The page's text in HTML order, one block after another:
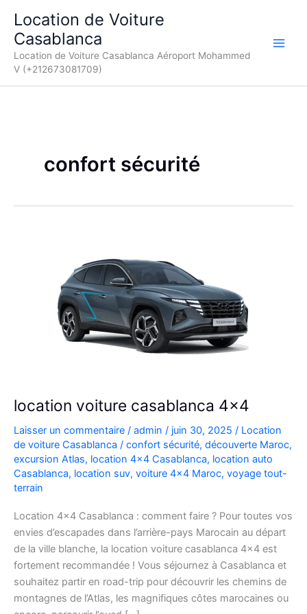
contenu
Location de Voiture
Casablanca
Location de Voiture Casablanca Aéroport Mohammed
V (+212673081709)
confort sécurité
location voiture casablanca 4×4
Laisser un commentaire / admin / juin 30, 2025 / Location
de voiture Casablanca / confort sécurité, découverte Maroc,
excursion Atlas, location 4x4 Casablanca, location auto
Casablanca, location suv, voiture 4x4 Maroc, voyage tout-
terrain
Location 4×4 Casablanca : comment faire ? Pour toutes vos
envies d’escapades dans l’arrière-pays Marocain au départ
de la ville blanche, la location voiture casablanca 4×4 est
fortement recommandée ! Vous séjournez à Casablanca et
souhaitez partir en road-trip pour découvrir les chemins de
montagnes de l’Atlas, les magnifiques côtes marocaines ou